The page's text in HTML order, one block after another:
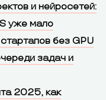
и нейросетей:
уже мало
без GPU
задач и
2025, как